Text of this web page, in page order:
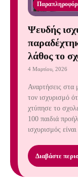
Ψευδής
λάθος το
4 Μαρτίου, 2026
Αναρτήσεις στα
τον ισχυρισμό
χτύπησε το
100 παιδιά
Διαβάστε